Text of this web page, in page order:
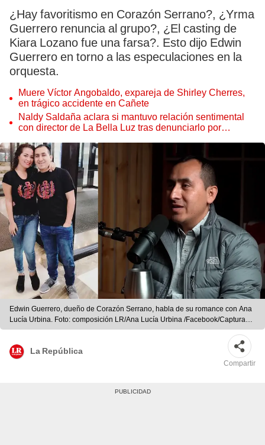
¿Hay favoritismo en Corazón Serrano?, ¿Yrma
Guerrero renuncia al grupo?, ¿El casting de
Kiara Lozano fue una farsa?. Esto dijo Edwin
Guerrero en torno a las especulaciones en la
orquesta.
Muere Víctor Angobaldo, expareja de Shirley Cherres,
en trágico accidente en Cañete
Naldy Saldaña aclara si mantuvo relación sentimental
con director de La Bella Luz tras denunciarlo por
Edwin Guerrero, dueño de Corazón Serrano, habla de su romance con Ana
Lucía Urbina. Foto: composición LR/Ana Lucía Urbina /Facebook/Captura
YouTube Carlos Orozco
La República
Compartir